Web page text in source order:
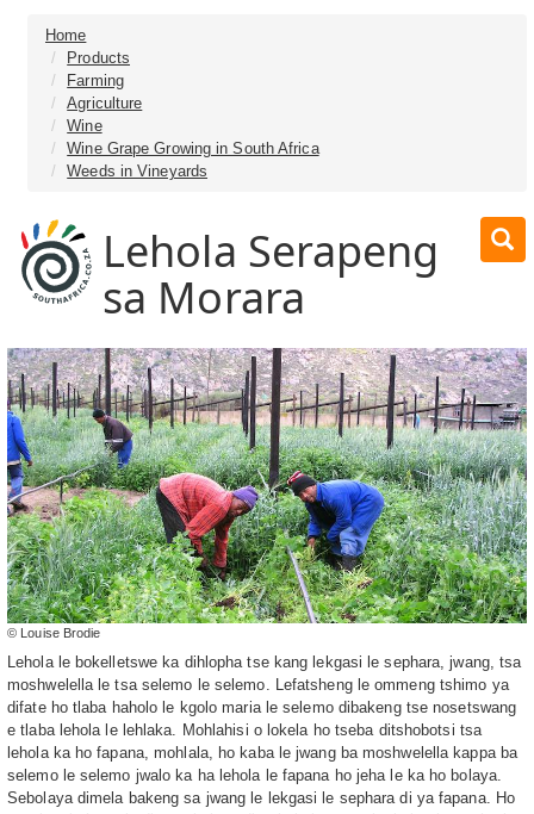
Home
Products
Farming
Agriculture
Wine
Wine Grape Growing in South Africa
Weeds in Vineyards
Lehola Serapeng
sa Morara
© Louise Brodie
Lehola le bokelletswe ka dihlopha tse kang lekgasi le sephara, jwang, tsa
moshwelella le tsa selemo le selemo. Lefatsheng le ommeng tshimo ya
difate ho tlaba haholo le kgolo maria le selemo dibakeng tse nosetswang
e tlaba lehola le lehlaka. Mohlahisi o lokela ho tseba ditshobotsi tsa
lehola ka ho fapana, mohlala, ho kaba le jwang ba moshwelella kappa ba
selemo le selemo jwalo ka ha lehola le fapana ho jeha le ka ho bolaya.
Sebolaya dimela bakeng sa jwang le lekgasi le sephara di ya fapana. Ho